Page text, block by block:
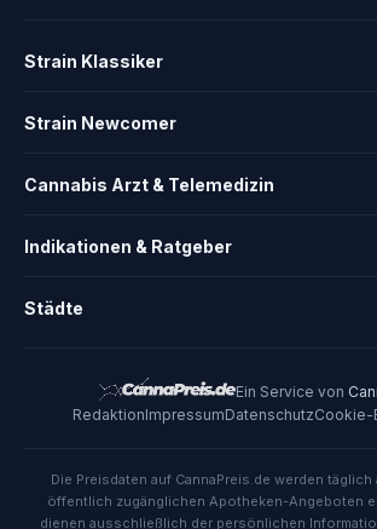
Strain Klassiker
Strain Newcomer
Cannabis Arzt & Telemedizin
Indikationen & Ratgeber
Städte
Ein Service von
RedaktionImpressumDatenschutzCookie-
Die Preisdaten auf CannaPreis.de werden
öffentlich zugänglichen Apotheken-Angeboten
dienen ausschließlich der persönlichen